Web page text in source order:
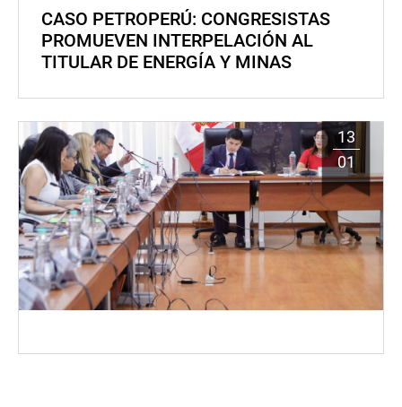
CASO PETROPERÚ: CONGRESISTAS
PROMUEVEN INTERPELACIÓN AL
TITULAR DE ENERGÍA Y MINAS
13
01